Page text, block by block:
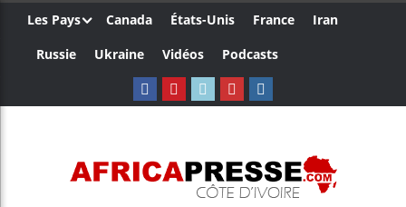
Les Pays Canada États-Unis France
Iran
Russie
Ukraine Vidéos Podcasts